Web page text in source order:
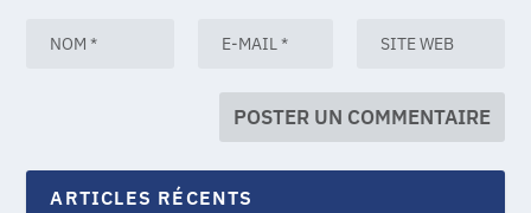
ARTICLES RÉCENTS